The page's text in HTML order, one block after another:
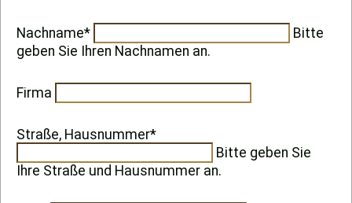
Nachname*
Bitte
geben Sie Ihren Nachnamen an.
Firma
Straße, Hausnummer*
Bitte geben Sie
Ihre Straße und Hausnummer an.